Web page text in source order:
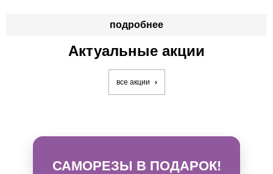
подробнее
Актуальные акции
все акции
САМОРЕЗЫ В ПОДАРОК!